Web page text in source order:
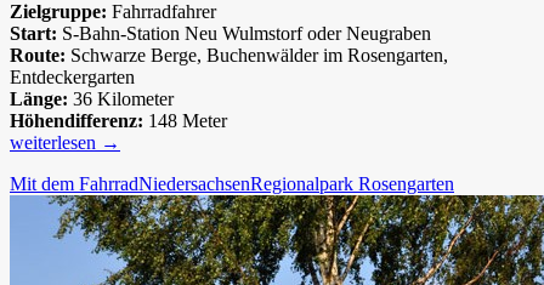
Zielgruppe: Fahrradfahrer
Start: S-Bahn-Station Neu Wulmstorf oder Neugraben
Route: Schwarze Berge, Buchenwälder im Rosengarten,
Entdeckergarten
Länge: 36 Kilometer
Höhendifferenz: 148 Meter
Regionalpark
Route
weiterlesen →
Mit dem FahrradNiedersachsenRegionalpark Rosengarten